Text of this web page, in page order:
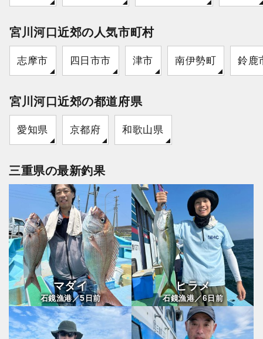
宮川河口近郊の人気市町村
志摩市 四日市市 津市 南伊勢町 鈴鹿
宮川河口近郊の都道府県
愛知県 京都府 和歌山県
三重県の最新釣果
マダイ
石鏡漁港／5日前
ヒラメ
石鏡漁港／6日前